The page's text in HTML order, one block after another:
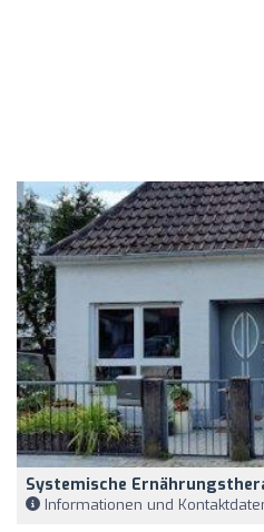
Systemische
Informationen und